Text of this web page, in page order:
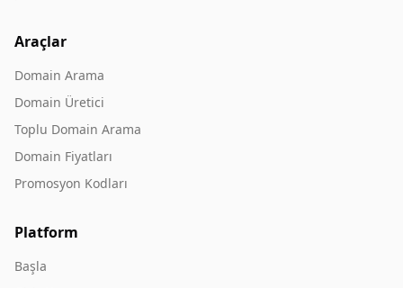
Araçlar
Domain Arama
Domain Üretici
Toplu Domain Arama
Domain Fiyatları
Promosyon Kodları
Platform
Başla